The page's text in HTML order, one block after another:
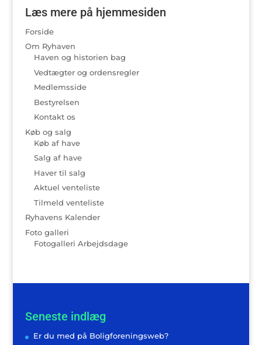
Læs mere på hjemmesiden
Forside
Om Ryhaven
Haven og historien bag
Vedtægter og ordensregler
Medlemsside
Bestyrelsen
Kontakt os
Køb og salg
Køb af have
Salg af have
Haver til salg
Aktuel venteliste
Tilmeld venteliste
Ryhavens Kalender
Foto galleri
Fotogalleri Arbejdsdage
Seneste indlæg
Er du med på Boligforeningsweb?